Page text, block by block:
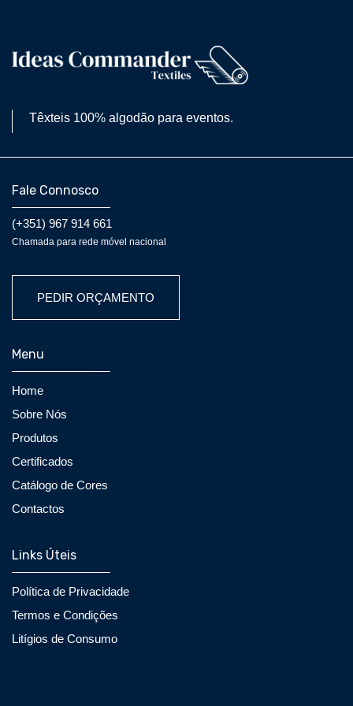
Têxteis 100% algodão para eventos.
Fale Connosco
(+351) 967 914 661
Chamada para rede móvel nacional
PEDIR ORÇAMENTO
Menu
Home
Sobre Nós
Produtos
Certificados
Catálogo de Cores
Contactos
Links Úteis
Política de Privacidade
Termos e Condições
Litígios de Consumo